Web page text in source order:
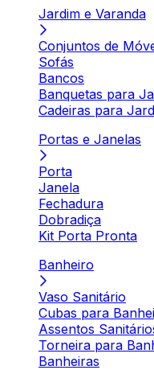
Jardim e Varanda
Conjuntos de
Sofás
Bancos
Banquetas para
Cadeiras para
Portas e Janelas
Porta
Janela
Fechadura
Dobradiça
Kit Porta Pronta
Banheiro
Vaso Sanitário
Cubas para
Assentos
Torneira para
Banheiras